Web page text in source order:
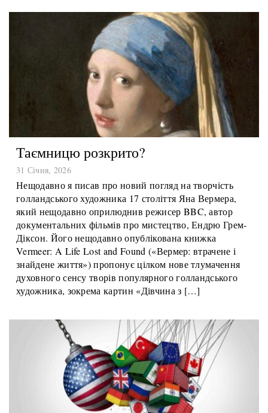
Таємницю розкрито?
31 Січня, 2026
Нещодавно я писав про новий погляд на творчість
голландського художника 17 століття Яна Вермера,
який нещодавно оприлюднив режисер BBC, автор
документальних фільмів про мистецтво, Ендрю Грем-
Діксон. Його нещодавно опублікована книжка
Vermeer: A Life Lost and Found («Вермер: втрачене і
знайдене життя») пропонує цілком нове тлумачення
духовного сенсу творів популярного голландського